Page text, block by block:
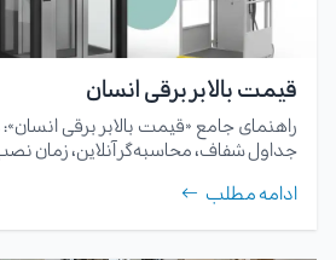
قیمت بالابر برقی انسان
راهنمای جامع «قیمت بالابر برقی
جداول شفاف، محاسبه‌گر آنلاین، زمان
ادامه مطلب